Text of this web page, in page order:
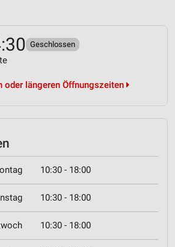
Geschlossen
oder längeren Öffnungszeiten
10:30 - 18:00
10:30 - 18:00
10:30 - 18:00